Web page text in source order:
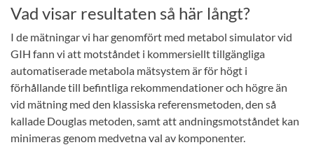
Vad visar resultaten så här långt?
I de mätningar vi har genomfört med metabol simulator vid
GIH fann vi att motståndet i kommersiellt tillgängliga
automatiserade metabola mätsystem är för högt i
förhållande till befintliga rekommendationer och högre än
vid mätning med den klassiska referensmetoden, den så
kallade Douglas metoden, samt att andningsmotståndet kan
minimeras genom medvetna val av komponenter.